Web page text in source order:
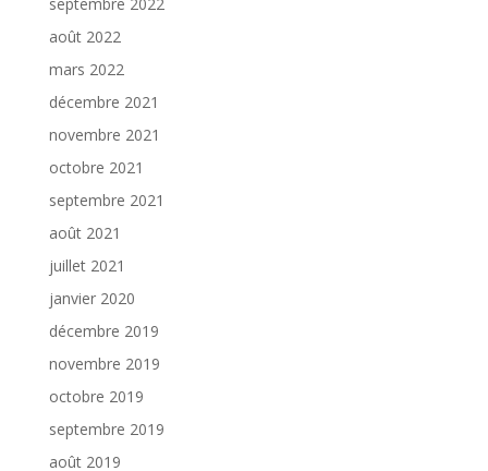
août 2022
mars 2022
décembre 2021
novembre 2021
octobre 2021
septembre 2021
août 2021
juillet 2021
janvier 2020
décembre 2019
novembre 2019
octobre 2019
septembre 2019
août 2019